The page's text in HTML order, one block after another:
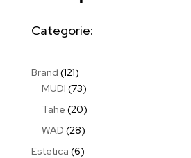
Categorie:
Brand 121121
prodotti
MUDI 7373
prodotti
Tahe 2020
prodotti
WAD 2828
prodotti
Estetica 66